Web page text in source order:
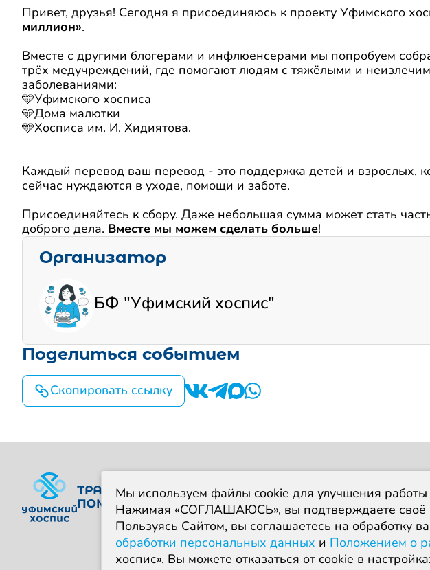
Привет, друзья! Сегодня я присоединяюсь к проекту Уфимского
миллион».
Вместе с другими блогерами и инфлюенсерами мы попробуем
трёх медучреждений, где помогают людям с тяжёлыми и
заболеваниями:
🩵Уфимского хосписа
🩵Дома малютки
🩵Хосписа им. И. Хидиятова.
Каждый перевод ваш перевод - это поддержка детей и взрослых,
сейчас нуждаются в уходе, помощи и заботе.
Присоединяйтесь к сбору. Даже небольшая сумма может стать
доброго дела. Вместе мы можем сделать больше!
Организатор
БФ "Уфимский хоспис"
Поделиться событием
Скопировать ссылку
Фонд+7 960 380 97 50E-mail
ИНН 0274950766 / ОГРН
Политика конфиденциальности
Политика обработки
Мы используем файлы cookie для улучшения
Нажимая «СОГЛАШАЮСЬ», вы подтверждаете своё
Пользуясь Сайтом, вы соглашаетесь на обработку
обработки персональных данных и Положением о
хоспис». Вы можете отказаться от cookie в